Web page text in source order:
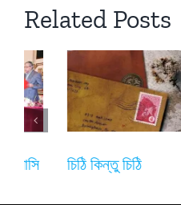
Related Posts
‘বুয়েট’: ইন্টারভিউ কিংবা